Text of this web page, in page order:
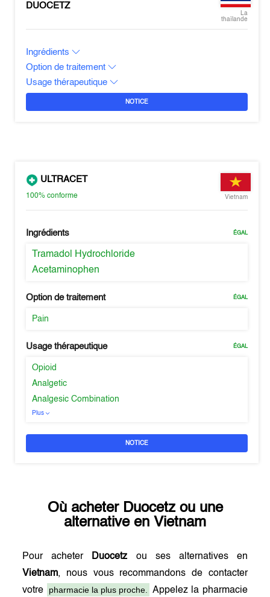
DUOCETZ
La
thaïlande
Ingrédients
Option de traitement
Usage thérapeutique
NOTICE
ULTRACET
100%conforme Vietnam
Ingrédients ÉGAL
Tramadol Hydrochloride
Acetaminophen
Option de traitement ÉGAL
Pain
Usage thérapeutique ÉGAL
Opioid
Analgetic
Analgesic Combination
Plus
NOTICE
Où acheter Duocetzou une
alternative en Vietnam
Pour acheter Duocetz ou ses alternatives en
Vietnam, nous vous recommandons de contacter
votre
pharmacie la plus proche. Appelez la pharmacie